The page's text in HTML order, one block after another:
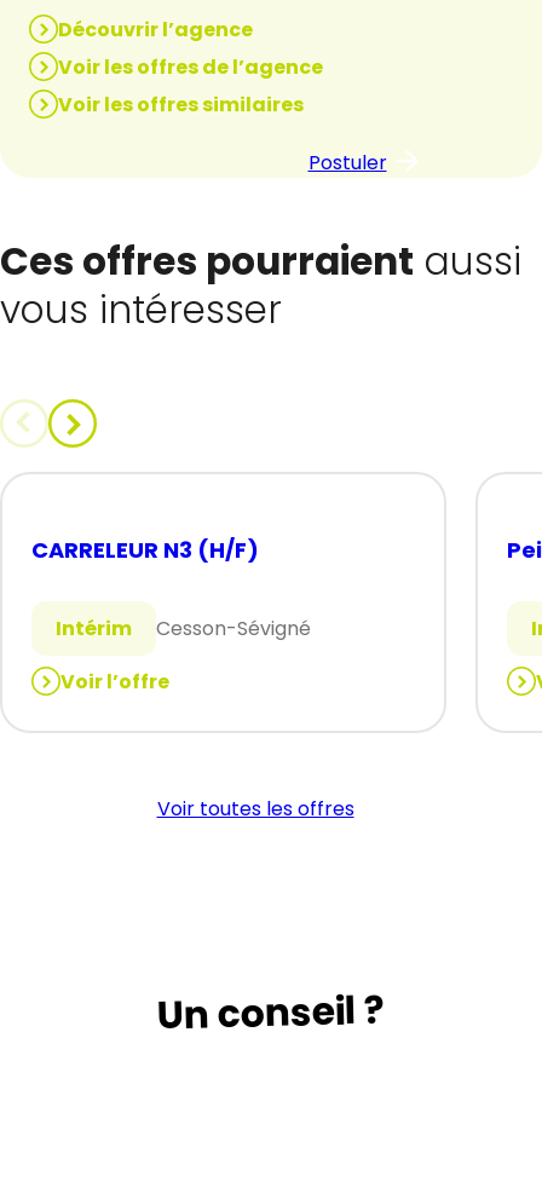
Découvrir l’agence
Voir les offres de l’agence
Voir les offres similaires
Postuler
Ces offres pourraient aussi
vous intéresser
CARRELEUR N3 (H/F)
Intérim
Cesson-Sévigné
Voir l’offre
:
CARRELEUR
:
Voir toutes les offres
Un conseil ?